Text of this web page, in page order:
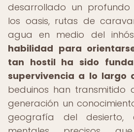
desarrollado un profundo
los oasis, rutas de
agua en medio del
habilidad para
tan hostil ha sido
supervivencia a lo largo
beduinos han transmitido
generación un
geografía del desierto,